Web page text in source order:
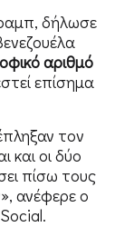
δήλωσε
αριθμό
επίσημα
τον
και οι δύο
πίσω τους
ανέφερε ο